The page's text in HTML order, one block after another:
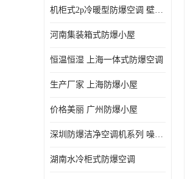
机柜式2p冷暖型防爆空调 壁挂式防爆空调 定制厂家
河南集装箱式防爆小屋
恒温恒湿 上海一体式防爆空调
生产厂家 上海防爆小屋
价格美丽 广州防爆小屋
深圳防爆洁净空调机系列 噪音低
湖南水冷柜式防爆空调